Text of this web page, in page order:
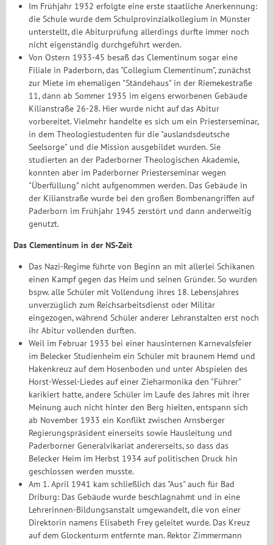
Im Frühjahr 1932 erfolgte eine erste staatliche Anerkennung:
die Schule wurde dem Schulprovinzialkollegium in Münster
unterstellt, die Abiturprüfung allerdings durfte immer noch
nicht eigenständig durchgeführt werden.
Von Ostern 1933-45 besaß das Clementinum sogar eine
Filiale in Paderborn, das "Collegium Clementinum", zunächst
zur Miete im ehemaligen "Ständehaus" in der Riemekestraße
11, dann ab Sommer 1935 im eigens erworbenen Gebäude
Kilianstraße 26-28. Hier wurde nicht auf das Abitur
vorbereitet. Vielmehr handelte es sich um ein Priesterseminar,
in dem Theologiestudenten für die "auslandsdeutsche
Seelsorge" und die Mission ausgebildet wurden. Sie
studierten an der Paderborner Theologischen Akademie,
konnten aber im Paderborner Priesterseminar wegen
"Überfüllung" nicht aufgenommen werden. Das Gebäude in
der Kilianstraße wurde bei den großen Bombenangriffen auf
Paderborn im Frühjahr 1945 zerstört und dann anderweitig
genutzt.
Das Clementinum in der NS-Zeit
Das Nazi-Regime führte von Beginn an mit allerlei Schikanen
einen Kampf gegen das Heim und seinen Gründer. So wurden
bspw. alle Schüler mit Vollendung ihres 18. Lebensjahres
unverzüglich zum Reichsarbeitsdienst oder Militär
eingezogen, während Schüler anderer Lehranstalten erst noch
ihr Abitur vollenden durften.
Weil im Februar 1933 bei einer hausinternen Karnevalsfeier
im Belecker Studienheim ein Schüler mit braunem Hemd und
Hakenkreuz auf dem Hosenboden und unter Abspielen des
Horst-Wessel-Liedes auf einer Zieharmonika den "Führer"
karikiert hatte, andere Schüler im Laufe des Jahres mit ihrer
Meinung auch nicht hinter den Berg hielten, entspann sich
ab November 1933 ein Konflikt zwischen Arnsberger
Regierungspräsident einerseits sowie Hausleitung und
Paderborner Generalvikariat andererseits, so dass das
Belecker Heim im Herbst 1934 auf politischen Druck hin
geschlossen werden musste.
Am 1. April 1941 kam schließlich das "Aus" auch für Bad
Driburg: Das Gebäude wurde beschlagnahmt und in eine
Lehrerinnen-Bildungsanstalt umgewandelt, die von einer
Direktorin namens Elisabeth Frey geleitet wurde. Das Kreuz
auf dem Glockenturm entfernte man. Rektor Zimmermann